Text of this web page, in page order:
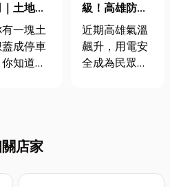
土地變
停車場
攻略：
設備、
一塊土
成停車
知道蓋
營，還必
土地分
級！高雄防焰
窗簾選購指
南，守護居家
安全
近期高雄氣溫
飆升，用電安
全成為民眾關
全，選擇具有
店家